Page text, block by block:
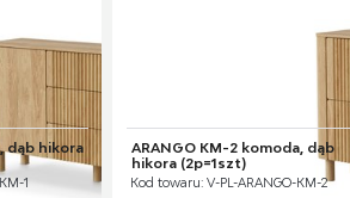
dąb hikora
1
ARANGO KM-2 komoda, dąb
hikora (2p=1szt)
Kod towaru: V-PL-ARANGO-KM-2